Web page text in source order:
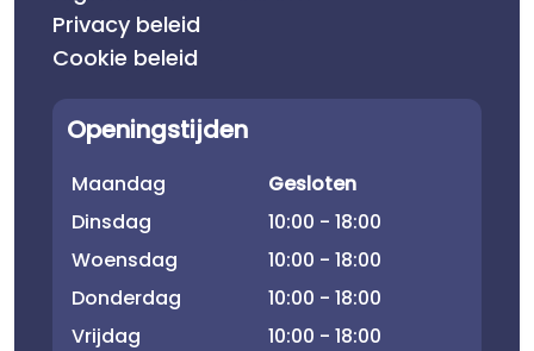
Privacy beleid
Cookie beleid
Openingstijden
Maandag
Gesloten
Dinsdag
10:00 - 18:00
Woensdag
10:00 - 18:00
Donderdag
10:00 - 18:00
Vrijdag
10:00 - 18:00